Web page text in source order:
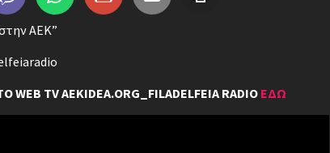
ΑΕΚ”
TV AEKIDEA.ORG_FILADELFEIA RADIO ΕΔΩ